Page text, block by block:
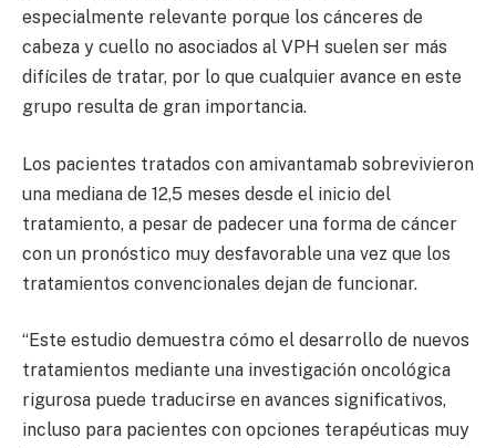
especialmente relevante porque los cánceres de
cabeza y cuello no asociados al VPH suelen ser más
difíciles de tratar, por lo que cualquier avance en este
grupo resulta de gran importancia.
Los pacientes tratados con amivantamab sobrevivieron
una mediana de 12,5 meses desde el inicio del
tratamiento, a pesar de padecer una forma de cáncer
con un pronóstico muy desfavorable una vez que los
tratamientos convencionales dejan de funcionar.
“Este estudio demuestra cómo el desarrollo de nuevos
tratamientos mediante una investigación oncológica
rigurosa puede traducirse en avances significativos,
incluso para pacientes con opciones terapéuticas muy